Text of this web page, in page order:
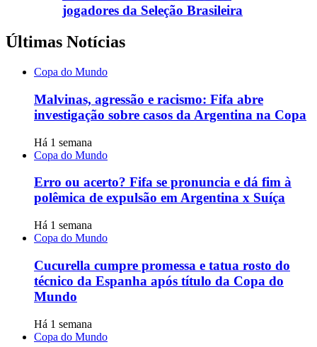
jogadores da Seleção Brasileira
Últimas Notícias
Copa do Mundo
Malvinas, agressão e racismo: Fifa abre
investigação sobre casos da Argentina na Copa
Há 1 semana
Copa do Mundo
Erro ou acerto? Fifa se pronuncia e dá fim à
polêmica de expulsão em Argentina x Suíça
Há 1 semana
Copa do Mundo
Cucurella cumpre promessa e tatua rosto do
técnico da Espanha após título da Copa do
Mundo
Há 1 semana
Copa do Mundo